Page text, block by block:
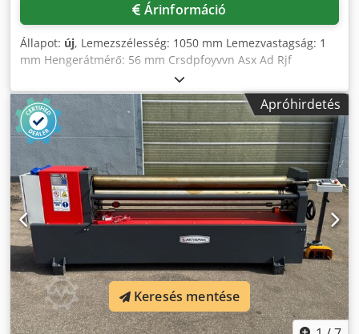
Árinformáció
Állapot: új, Lemezszélesség: 1050 mm Lemezvastagság: 1
mm Hengerátmérő: 56 mm Crsdpfoyvvn Asx Ad Rjf
Helyigény: kb. 1600 x 700 x 1050 mm Felszereltség: -
Felsőhenger manuálisan kihajtható Speciális felszereltség:
- Edzett hengerek
Apróhirdetés
Keresés mentése